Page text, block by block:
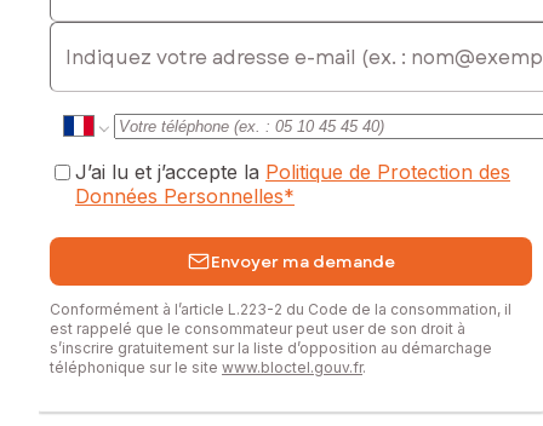
E-mail
J’ai lu et j’accepte la Politique de Protection des
Données Personnelles*
Envoyer ma demande
Conformément à l’article L.223-2 du Code de la consommation, il
est rappelé que le consommateur peut user de son droit à
s’inscrire gratuitement sur la liste d’opposition au démarchage
téléphonique sur le site www.bloctel.gouv.fr.